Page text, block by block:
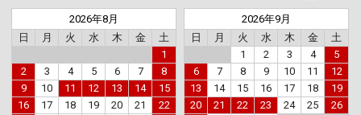
2026年8月
日
月 火 水 木 金
土
1
2
3 4 5 6 7
8
9
10 11 12 13 14
15
16
17 18 19 20 21
22
2026年9月
日
月 火 水 木 金
土
1
2 3 4
5
6
7 8 9 10 11
12
13
14 15 16 17 18
19
20
21 22 23 24 25
26